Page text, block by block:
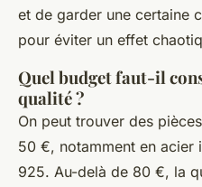
et de garder une certaine
pour éviter un effet
Quel budget faut-il
qualité ?
On peut trouver des
50 €, notamment en acier
925. Au-delà de 80 €, la